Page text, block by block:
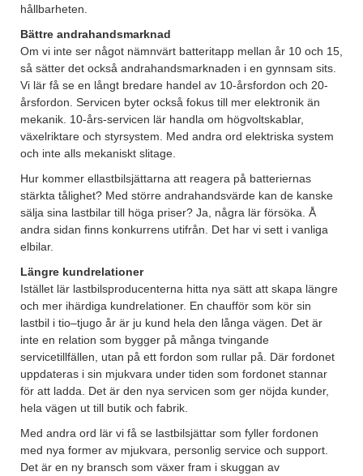
hållbarheten.
Bättre andrahandsmarknad
Om vi inte ser något nämnvärt batteritapp mellan år 10 och 15,
så sätter det också andrahandsmarknaden i en gynnsam sits.
Vi lär få se en långt bredare handel av 10-årsfordon och 20-
årsfordon. Servicen byter också fokus till mer elektronik än
mekanik. 10-års-servicen lär handla om högvoltskablar,
växelriktare och styrsystem. Med andra ord elektriska system
och inte alls mekaniskt slitage.
Hur kommer ellastbilsjättarna att reagera på batteriernas
stärkta tålighet? Med större andrahandsvärde kan de kanske
sälja sina lastbilar till höga priser? Ja, några lär försöka. Å
andra sidan finns konkurrens utifrån. Det har vi sett i vanliga
elbilar.
Längre kundrelationer
Istället lär lastbilsproducenterna hitta nya sätt att skapa längre
och mer ihärdiga kundrelationer. En chaufför som kör sin
lastbil i tio–tjugo år är ju kund hela den långa vägen. Det är
inte en relation som bygger på många tvingande
servicetillfällen, utan på ett fordon som rullar på. Där fordonet
uppdateras i sin mjukvara under tiden som fordonet stannar
för att ladda. Det är den nya servicen som ger nöjda kunder,
hela vägen ut till butik och fabrik.
Med andra ord lär vi få se lastbilsjättar som fyller fordonen
med nya former av mjukvara, personlig service och support.
Det är en ny bransch som växer fram i skuggan av